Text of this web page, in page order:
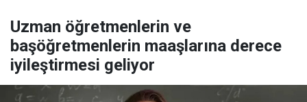
Uzman öğretmenlerin ve
başöğretmenlerin maaşlarına derece
iyileştirmesi geliyor